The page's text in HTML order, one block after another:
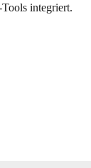
integriert.